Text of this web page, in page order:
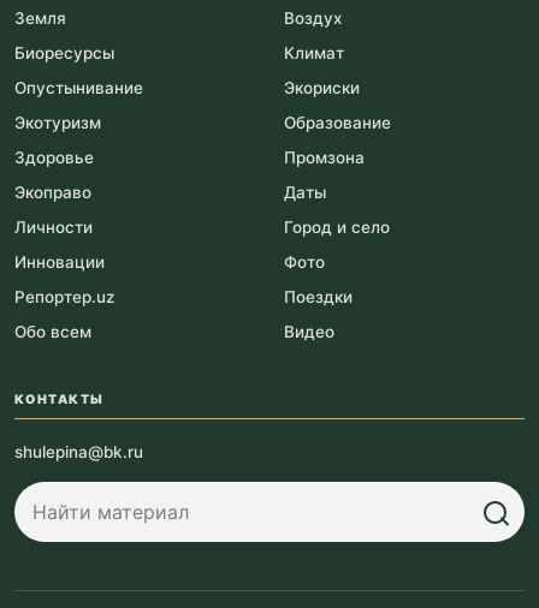
Земля
Воздух
Биоресурсы
Климат
Опустынивание
Экориски
Экотуризм
Образование
Здоровье
Промзона
Экоправо
Даты
Личности
Город и село
Инновации
Фото
Репортер.uz
Поездки
Обо всем
Видео
КОНТАКТЫ
shulepina@bk.ru